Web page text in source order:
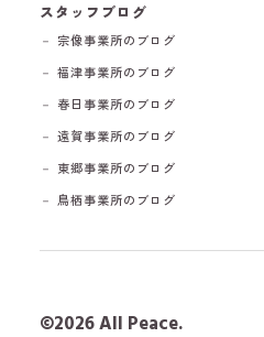
スタッフブログ
－ 宗像事業所のブログ
－ 福津事業所のブログ
－ 春日事業所のブログ
－ 遠賀事業所のブログ
－ 東郷事業所のブログ
－ 鳥栖事業所のブログ
©2026 All Peace.